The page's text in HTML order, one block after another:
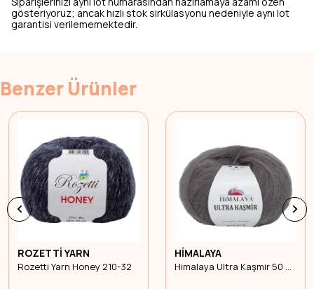
gösteriyoruz; ancak hızlı stok sirkülasyonu nedeniyle aynı lot
garantisi verilememektedir.
Benzer Ürünler
ROZETTİ YARN
Rozetti Yarn Honey 210-32
HİMALAYA
Himalaya Ultra Kaşmir 50 Gr 56825